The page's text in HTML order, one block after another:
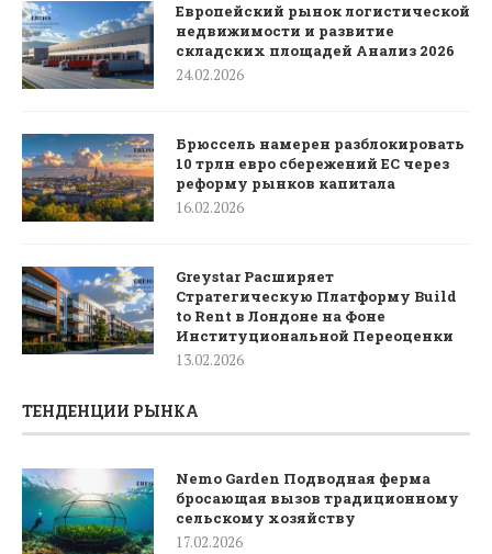
Европейский рынок логистической
недвижимости и развитие
складских площадей Анализ 2026
24.02.2026
Брюссель намерен разблокировать
10 трлн евро сбережений ЕС через
реформу рынков капитала
16.02.2026
Greystar Расширяет
Стратегическую Платформу Build
to Rent в Лондоне на Фоне
Институциональной Переоценки
13.02.2026
ТЕНДЕНЦИИ РЫНКА
Nemo Garden Подводная ферма
бросающая вызов традиционному
сельскому хозяйству
17.02.2026